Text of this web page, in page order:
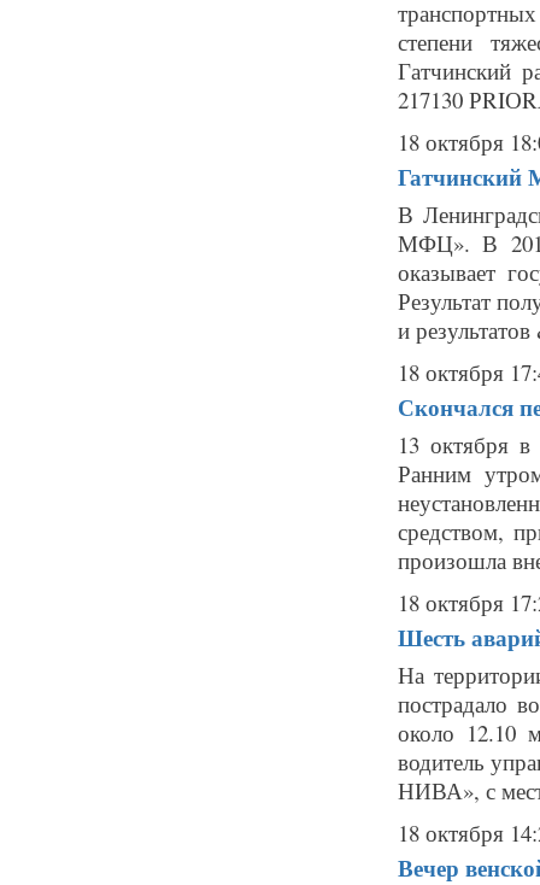
степени
Гатчинский
217130
18 октября
Гатчинский
В
МФЦ». В
оказывает
Результат
и
18 октября
Скончался
13 октября
Ранним
средством,
произошла
18 октября
Шесть
На
пострадало
около 12.10
водитель
НИВА», с
18 октября
Вечер